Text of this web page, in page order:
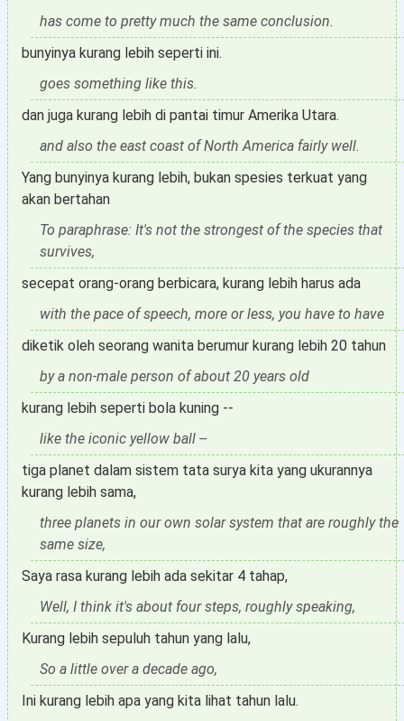
has come to pretty much the same conclusion.
bunyinya kurang lebih seperti ini.
goes something like this.
dan juga kurang lebih di pantai timur Amerika Utara.
and also the east coast of North America fairly well.
Yang bunyinya kurang lebih, bukan spesies terkuat yang
akan bertahan
To paraphrase: It's not the strongest of the species that
survives,
secepat orang-orang berbicara, kurang lebih harus ada
with the pace of speech, more or less, you have to have
diketik oleh seorang wanita berumur kurang lebih 20 tahun
by a non-male person of about 20 years old
kurang lebih seperti bola kuning --
like the iconic yellow ball --
tiga planet dalam sistem tata surya kita yang ukurannya
kurang lebih sama,
three planets in our own solar system that are roughly the
same size,
Saya rasa kurang lebih ada sekitar 4 tahap,
Well, I think it's about four steps, roughly speaking,
Kurang lebih sepuluh tahun yang lalu,
So a little over a decade ago,
Ini kurang lebih apa yang kita lihat tahun lalu.